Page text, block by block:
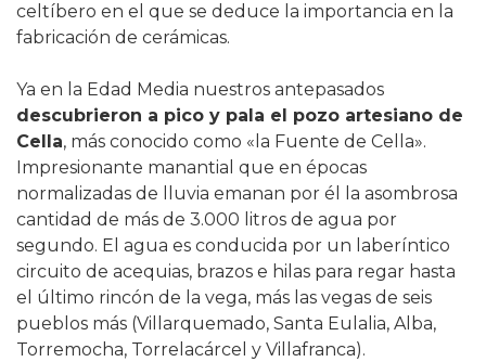
celtíbero en el que se deduce la importancia en la
fabricación de cerámicas.
Ya en la Edad Media nuestros antepasados
descubrieron a pico y pala el pozo artesiano de
Cella, más conocido como «la Fuente de Cella».
Impresionante manantial que en épocas
normalizadas de lluvia emanan por él la asombrosa
cantidad de más de 3.000 litros de agua por
segundo. El agua es conducida por un laberíntico
circuito de acequias, brazos e hilas para regar hasta
el último rincón de la vega, más las vegas de seis
pueblos más (Villarquemado, Santa Eulalia, Alba,
Torremocha, Torrelacárcel y Villafranca).